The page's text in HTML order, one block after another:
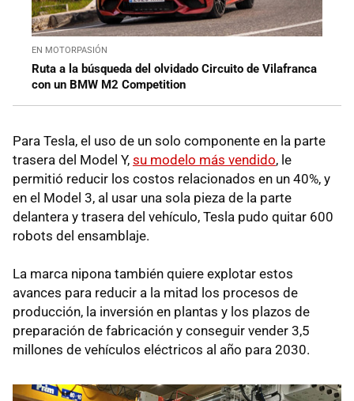
EN MOTORPASIÓN
Ruta a la búsqueda del olvidado Circuito de Vilafranca
con un BMW M2 Competition
Para Tesla, el uso de un solo componente en la parte
trasera del Model Y, su modelo más vendido, le
permitió reducir los costos relacionados en un 40%, y
en el Model 3, al usar una sola pieza de la parte
delantera y trasera del vehículo, Tesla pudo quitar 600
robots del ensamblaje.
La marca nipona también quiere explotar estos
avances para reducir a la mitad los procesos de
producción, la inversión en plantas y los plazos de
preparación de fabricación y conseguir vender 3,5
millones de vehículos eléctricos al año para 2030.